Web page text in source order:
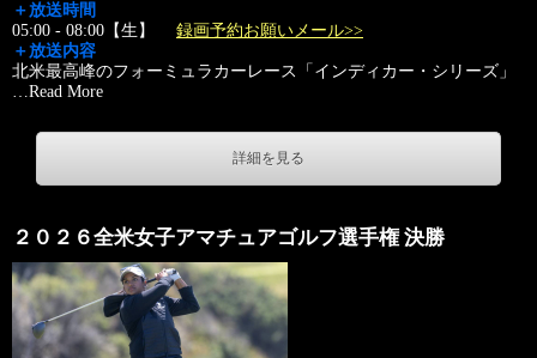
＋放送時間
05:00 - 08:00【生】 録画予約お願いメール>>
＋放送内容
北米最高峰のフォーミュラカーレース「インディカー・シリーズ」
…Read More
詳細を見る
２０２６全米女子アマチュアゴルフ選手権 決勝